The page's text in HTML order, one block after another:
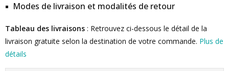
Modes de livraison et modalités de retour
Tableau des livraisons : Retrouvez ci-dessous le détail de la
livraison gratuite selon la destination de votre commande. Plus de
détails